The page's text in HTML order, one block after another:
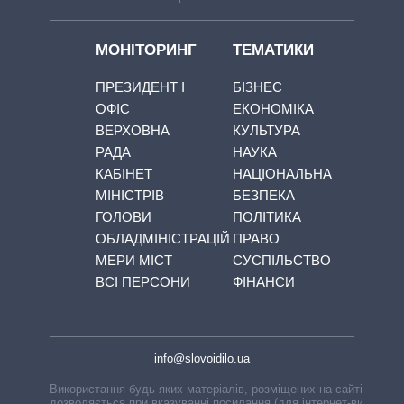
МОНІТОРИНГ
ПРЕЗИДЕНТ І
ОФІС
ВЕРХОВНА
РАДА
КАБІНЕТ
МІНІСТРІВ
ГОЛОВИ
ОБЛАДМІНІСТРАЦІЙ
МЕРИ МІСТ
ВСІ ПЕРСОНИ
ТЕМАТИКИ
БІЗНЕС
ЕКОНОМІКА
КУЛЬТУРА
НАУКА
НАЦІОНАЛЬНА
БЕЗПЕКА
ПОЛІТИКА
ПРАВО
СУСПІЛЬСТВО
ФІНАНСИ
info@slovoidilo.ua
Використання будь-яких матеріалів, розміщених на сайті,